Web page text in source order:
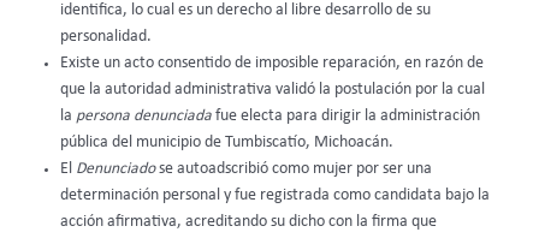
identifica, lo cual es un derecho al libre desarrollo de su
personalidad.
Existe un acto consentido de imposible reparación, en razón de
que la autoridad administrativa validó la postulación por la cual
la persona denunciada fue electa para dirigir la administración
pública del municipio de Tumbiscatío, Michoacán.
El Denunciadose autoadscribió como mujer por ser una
determinación personal y fue registrada como candidata bajo la
acción afirmativa, acreditando su dicho con la firma que